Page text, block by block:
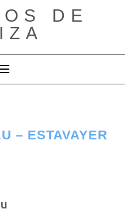
DE
Cambiar modo de navegación
– ESTAVAYER